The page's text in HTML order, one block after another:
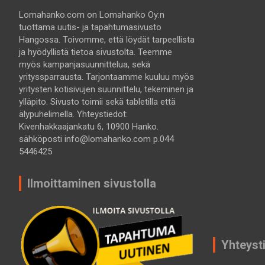
Lomahanko.com on Lomahanko Oy:n
tuottama uutis- ja tapahtumasivusto
Hangossa. Toivomme, että löydät tarpeellista
ja hyödyllistä tietoa sivustolta. Teemme
myös kampanjasuunnittelua, sekä
yrityssparrausta. Tarjontaamme kuuluu myös
yritysten kotisivujen suunnittelu, tekeminen ja
ylläpito. Sivusto toimii sekä tabletilla että
älypuhelimella. Yhteystiedot:
Kivenhakkaajankatu 6, 10900 Hanko.
sähköposti info@lomahanko.com p.044
5446425
Ilmoittaminen sivustolla